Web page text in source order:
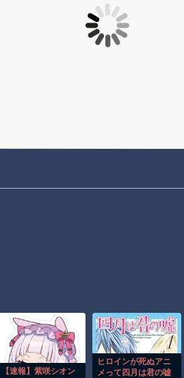
【速報】紫咲シオン
ヒロインが死ぬアニ
メって四月は君の嘘